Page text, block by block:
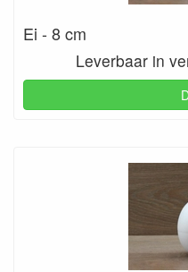
Ei - 8 cm
Leverbaar in